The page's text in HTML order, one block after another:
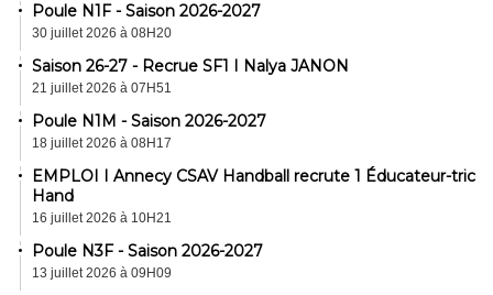
Poule N1F - Saison 2026-2027
30 juillet 2026 à 08H20
Saison 26-27 - Recrue SF1 I Nalya JANON
21 juillet 2026 à 07H51
Poule N1M - Saison 2026-2027
18 juillet 2026 à 08H17
EMPLOI I Annecy CSAV Handball recrute 1 Éducateur-trice
Hand
16 juillet 2026 à 10H21
Poule N3F - Saison 2026-2027
13 juillet 2026 à 09H09